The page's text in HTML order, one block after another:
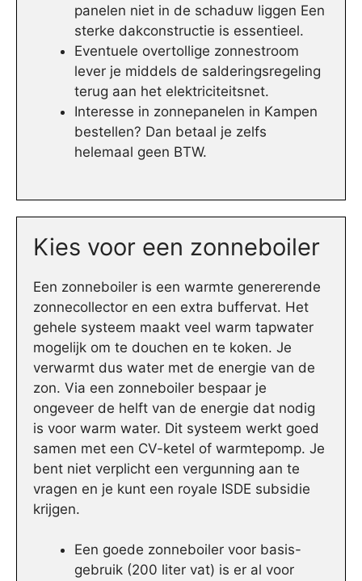
panelen niet in de schaduw liggen Een
sterke dakconstructie is essentieel.
Eventuele overtollige zonnestroom
lever je middels de salderingsregeling
terug aan het elektriciteitsnet.
Interesse in zonnepanelen in Kampen
bestellen? Dan betaal je zelfs
helemaal geen BTW.
Kies voor een zonneboiler
Een zonneboiler is een warmte genererende
zonnecollector en een extra buffervat. Het
gehele systeem maakt veel warm tapwater
mogelijk om te douchen en te koken. Je
verwarmt dus water met de energie van de
zon. Via een zonneboiler bespaar je
ongeveer de helft van de energie dat nodig
is voor warm water. Dit systeem werkt goed
samen met een CV-ketel of warmtepomp. Je
bent niet verplicht een vergunning aan te
vragen en je kunt een royale ISDE subsidie
krijgen.
Een goede zonneboiler voor basis-
gebruik (200 liter vat) is er al voor